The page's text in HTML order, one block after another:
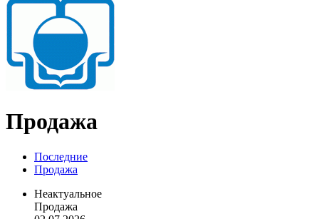
Продажа
Последние
Продажа
Неактуальное
Продажа